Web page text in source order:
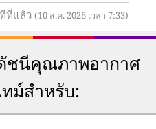
ที่แล้ว (10 ส.ค. 2026 เวลา 7:33)
ชนีคุณภาพอากาศ
ม์สำหรับ: